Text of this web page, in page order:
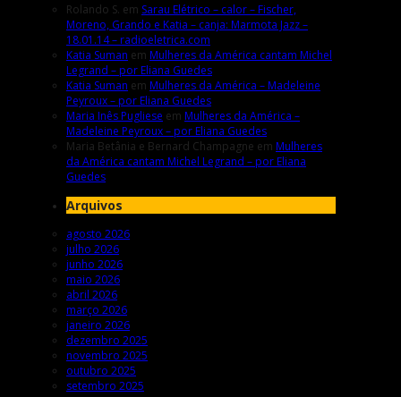
Rolando S. em Sarau Elétrico – calor – Fischer,
Moreno, Grando e Katia – canja: Marmota Jazz –
18.01.14 – radioeletrica.com
Katia Suman em Mulheres da América cantam Michel
Legrand – por Eliana Guedes
Katia Suman em Mulheres da América – Madeleine
Peyroux – por Eliana Guedes
Maria Inês Pugliese em Mulheres da América –
Madeleine Peyroux – por Eliana Guedes
Maria Betânia e Bernard Champagne em Mulheres
da América cantam Michel Legrand – por Eliana
Guedes
Arquivos
agosto 2026
julho 2026
junho 2026
maio 2026
abril 2026
março 2026
janeiro 2026
dezembro 2025
novembro 2025
outubro 2025
setembro 2025